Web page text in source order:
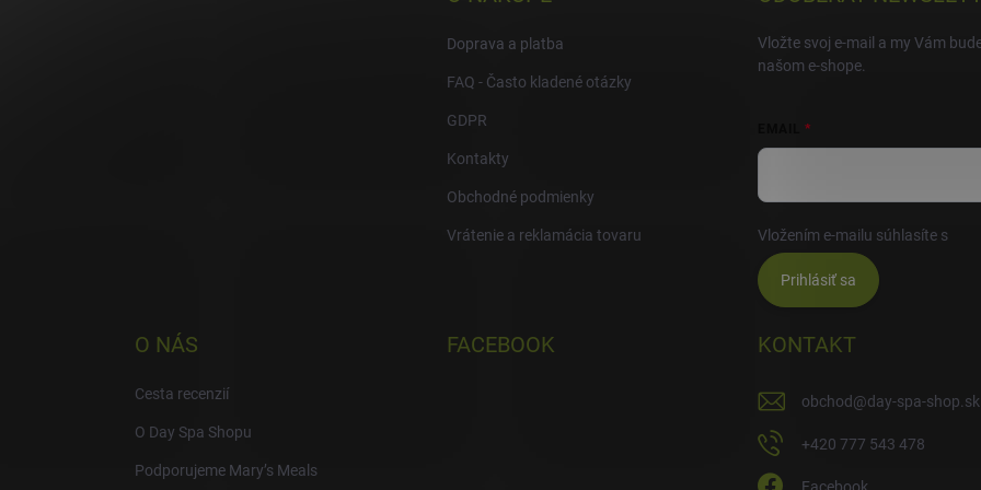
Doprava a platba
FAQ - Často kladené otázky
GDPR
Kontakty
Obchodné podmienky
Vrátenie a reklamácia tovaru
Vložte svoj e-mail a my Vám
našom e-shope.
Vložením e-mailu súhlasíte s
Prihlásiť sa
O NÁS
Cesta recenzií
O Day Spa Shopu
Podporujeme Mary’s Meals
FACEBOOK KONTAKT
obchod@day-spa-shop.sk
+420 777 543 478
Facebook